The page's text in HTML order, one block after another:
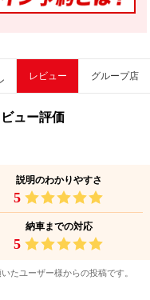
レビュー グループ店
ュー評価
説明のわかりやすさ
5
納車までの対応
5
たユーザー様からの投稿です。